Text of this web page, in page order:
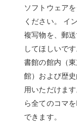
ソフトウェア
ください。 イ
複写物を、郵
してほしいで
書館の館内（
館）および歴
用いただけま
ら全てのコマ
できます。